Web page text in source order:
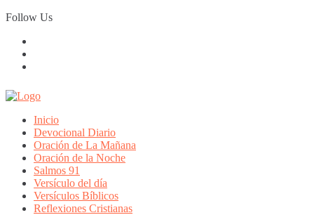
Skip
to
Follow Us
Inicio
Devocional Diario
Oración de La Mañana
Oración de la Noche
Salmos 91
Versículo del día
Versículos Bíblicos
Reflexiones Cristianas